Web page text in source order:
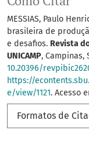
MESSIAS, Paulo
brasileira de
e desafios. Revista
UNICAMP, Campinas,
10.20396/
https://
e/view/1121. Acesso
Formatos de